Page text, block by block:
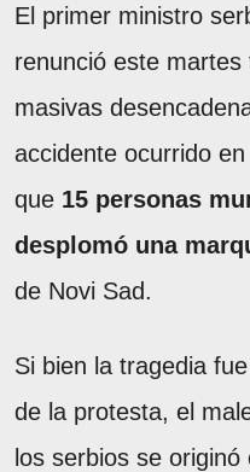
El primer ministro
renunció este
masivas
accidente ocurrido
que 15 personas
desplomó una
de Novi Sad.
Si bien la tragedia
de la protesta, el
los serbios se originó